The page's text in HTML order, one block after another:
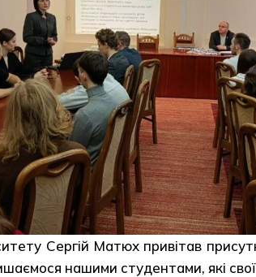
Сергій Матюх привітав
нашими студентами, які